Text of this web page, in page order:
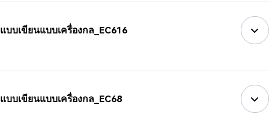
แบบเขียนแบบเครื่องกล_EC616
แบบเขียนแบบเครื่องกล_EC68